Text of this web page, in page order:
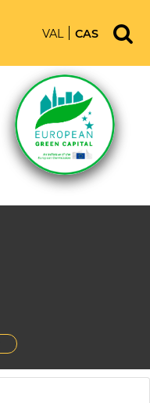
VAL CAS